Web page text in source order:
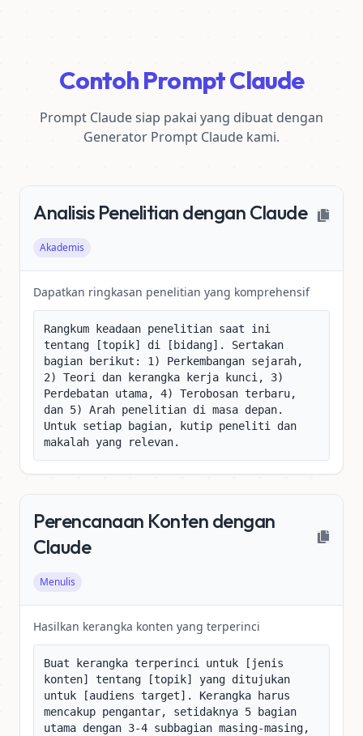
Contoh Prompt Claude
Prompt Claude siap pakai yang dibuat dengan
Generator Prompt Claude kami.
Analisis Penelitian dengan Claude
Akademis
Dapatkan ringkasan penelitian yang komprehensif
Rangkum keadaan penelitian saat ini
tentang [topik] di [bidang]. Sertakan
bagian berikut: 1) Perkembangan sejarah,
2) Teori dan kerangka kerja kunci, 3)
Perdebatan utama, 4) Terobosan terbaru,
dan 5) Arah penelitian di masa depan.
Untuk setiap bagian, kutip peneliti dan
makalah yang relevan.
Perencanaan Konten dengan
Claude
Menulis
Hasilkan kerangka konten yang terperinci
Buat kerangka terperinci untuk [jenis
konten] tentang [topik] yang ditujukan
untuk [audiens target]. Kerangka harus
mencakup pengantar, setidaknya 5 bagian
utama dengan 3-4 subbagian masing-masing,